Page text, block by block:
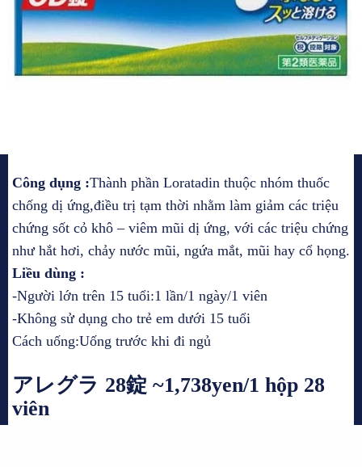
Công dụng :Thành phần Loratadin thuộc nhóm thuốc
chống dị ứng,điều trị tạm thời nhằm làm giảm các triệu
chứng sốt cỏ khô – viêm mũi dị ứng, với các triệu chứng
như hắt hơi, chảy nước mũi, ngứa mắt, mũi hay cổ họng.
Liều dùng :
-Người lớn trên 15 tuổi:1 lần/1 ngày/1 viên
-Không sử dụng cho trẻ em dưới 15 tuổi
Cách uống:Uống trước khi đi ngủ
アレグラ 28錠 ~1,738yen/1 hộp 28
viên